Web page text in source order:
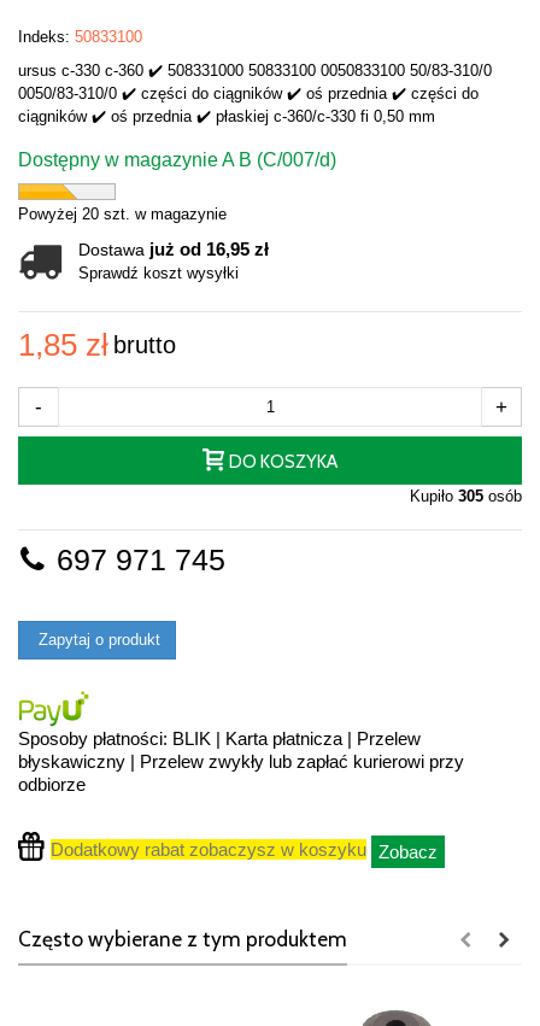
Indeks: 50833100
ursus c-330 c-360 ✔️ 508331000 50833100 0050833100 50/83-310/0
0050/83-310/0 ✔️ części do ciągników ✔️ oś przednia ✔️ części do
ciągników ✔️ oś przednia ✔️ płaskiej c-360/c-330 fi 0,50 mm
Dostępny w magazynie A B (C/007/d)
Powyżej 20 szt. w magazynie
Dostawa już od 16,95 zł
Sprawdź koszt wysyłki
1,85 zł brutto
- +
DO KOSZYKA
Kupiło 305 osób
697 971 745
Zapytaj o produkt
Sposoby płatności: BLIK | Karta płatnicza | Przelew
błyskawiczny | Przelew zwykły lub zapłać kurierowi przy
odbiorze
Dodatkowy rabat zobaczysz w koszyku Zobacz
Często wybierane z tym produktem